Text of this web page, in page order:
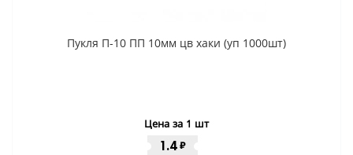
Пукля П-10 ПП 10мм цв хаки (уп 1000шт)
Цена за 1 шт
1.4₽